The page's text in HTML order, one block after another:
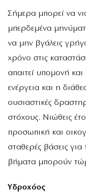
Σήμερα μπορεί να
μπερδεμένα
να μην βγάλεις
χρόνο στις
απαιτεί υπομονή
ενέργεια και η
ουσιαστικές
στόχους. Νιώθεις
προσωπική και
σταθερές βάσεις
βήματα μπορούν
Υδροχόος